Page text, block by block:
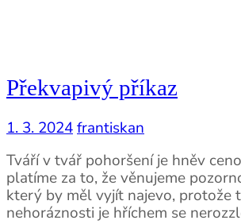
Překvapivý příkaz
1. 3. 2024frantiskan
Tváří v tvář pohoršení je hněv
platíme za to, že věnujeme
který by měl vyjít najevo, protože
nehoráznosti je hříchem se